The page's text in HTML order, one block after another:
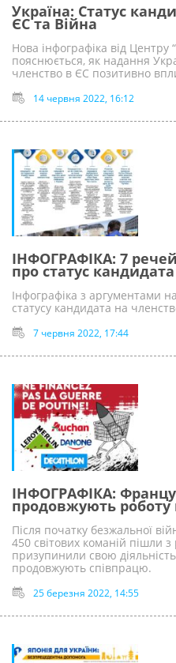
Україна: Статус
ЄС та Війна
Нова інфографіка від Центру
пояснюється, як надання
членство в ЄС позитивно
14 червня 2022, 16:12
ІНФОГРАФІКА: 7
про статус
Інфографіка з аргументами
статусу кандидата на
7 червня 2022, 17:44
ІНФОГРАФІКА:
продовжують роботу
Після початку безжальної
450 світових команій пішли
призупинили свою
продовжують співпрацю.
25 березня 2022, 14:55